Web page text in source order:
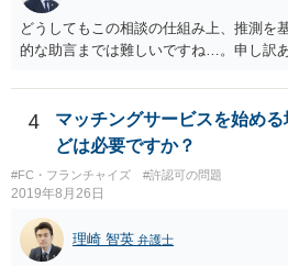
どうしてもこの相談の仕組み上、推測を
的な助言までは難しいですね…。申し訳あ
4
マッチングサービスを始め
どは必要ですか？
#FC・フランチャイズ #許認可の問題
2019年8月26日
理崎 智英 弁護士